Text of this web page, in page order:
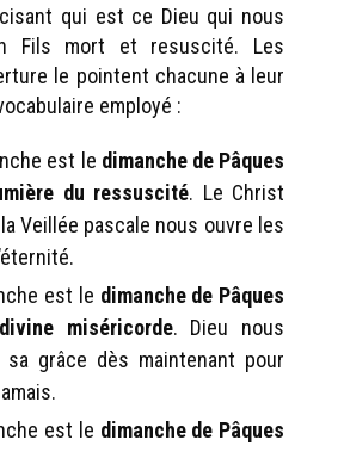
qui est ce Dieu qui nous
Fils mort et resuscité. Les
le pointent chacune à leur
employé :
est le dimanche de Pâques
du ressuscité. Le Christ
Veillée pascale nous ouvre les
est le dimanche de Pâques
miséricorde. Dieu nous
sa grâce dès maintenant pour
est le dimanche de Pâques